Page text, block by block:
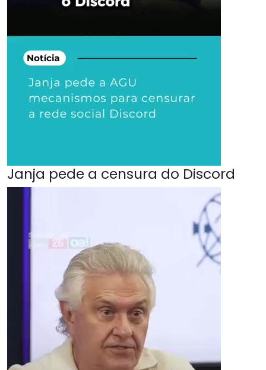
Janja pede a censura do Discord